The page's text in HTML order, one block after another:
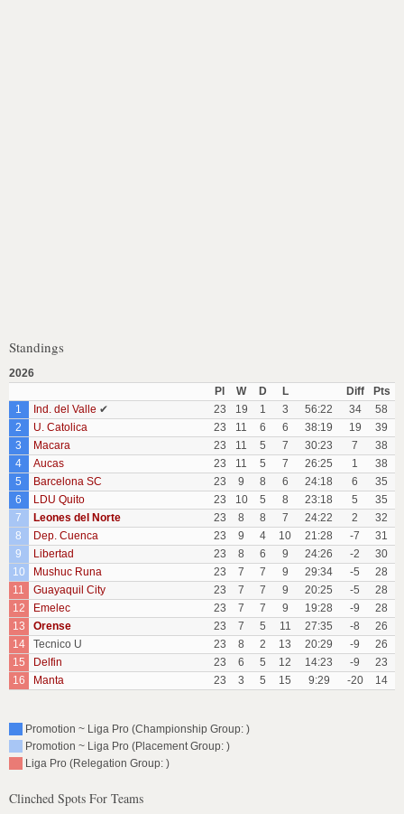
Standings
2026
Pl
W D L Diff
Pts
1
Ind. del Valle ✔ 23 19 1 3 56:22 34
58
2
U. Catolica 23 11 6 6 38:19 19
39
3
Macara 23 11 5 7 30:23 7
38
4
Aucas 23 11 5 7 26:25 1
38
5
Barcelona SC 23 9 8 6 24:18 6
35
6
LDU Quito 23 10 5 8 23:18 5
35
7
Leones del Norte 23 8 8 7 24:22 2
32
8
Dep. Cuenca 23 9 4 10 21:28 -7
31
9
Libertad 23 8 6 9 24:26 -2
30
10
Mushuc Runa 23 7 7 9 29:34 -5
28
11
Guayaquil City 23 7 7 9 20:25 -5
28
12
Emelec 23 7 7 9 19:28 -9
28
13
Orense 23 7 5 11 27:35 -8
26
14
Tecnico U 23 8 2 13 20:29 -9
26
15
Delfin 23 6 5 12 14:23 -9
23
16
Manta 23 3 5 15 9:29 -20 14
Promotion ~ Liga Pro (Championship Group: )
Promotion ~ Liga Pro (Placement Group: )
Liga Pro (Relegation Group: )
Clinched Spots For Teams